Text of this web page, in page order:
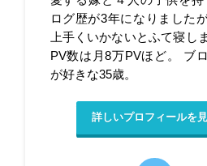
ログ歴が3年になりました
上手くいかないとふて寝し
PV数は月8万PVほど。 ブ
が好きな35歳。
詳しいプロフィールを